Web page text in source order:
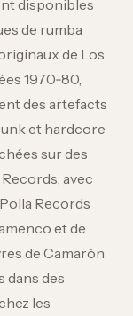
disponibles
de rumba
de Los
1970‑80,
des artefacts
et hardcore
sur des
avec
Records
et de
de Camarón
dans des
les